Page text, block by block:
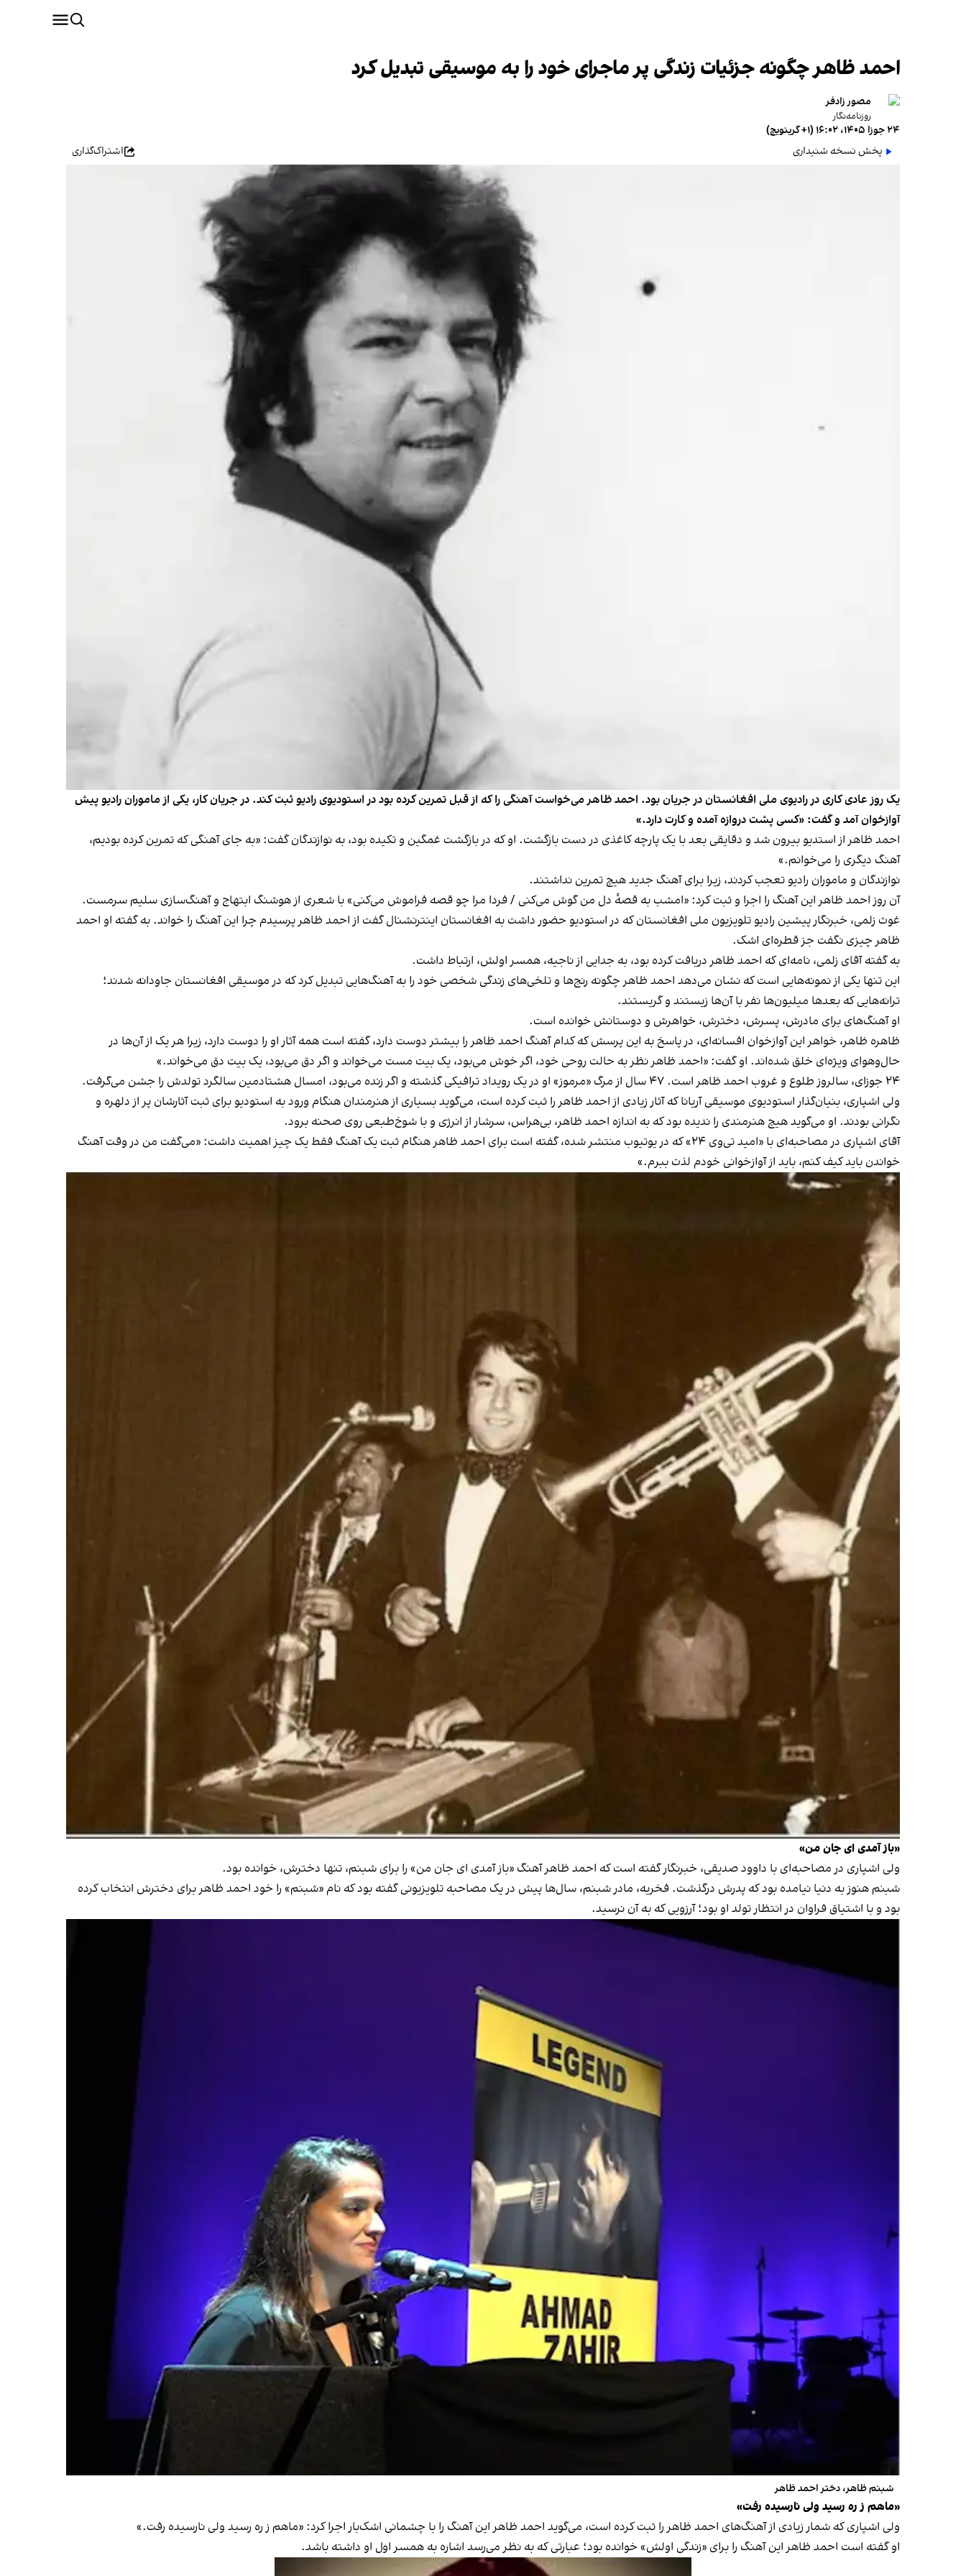
احمد ظاهر چگونه جزئیات زندگی پر ماجرای خود را به موسیقی تبدیل کرد
مصور زادفر
روزنامه‌نگار
۲۴ جوزا ۱۴۰۵، ۱۶:۰۲ (‎+۱ گرینویچ)
پخش نسخه شنیداری
اشتراک‌گذاری
یک روز عادی کاری در رادیوی ملی افغانستان در جریان بود. احمد ظاهر می‌خواست آهنگی را که از قبل تمرین کرده بود در استودیوی رادیو ثبت کند. در جریان کار، یکی از ماموران رادیو پیش
آوازخوان آمد و گفت: «کسی پشت دروازه آمده و کارت دارد.»
احمد ظاهر از استدیو بیرون شد و دقایقی بعد با یک پارچه کاغذی در دست بازگشت. او که در بازگشت غمگین و تکیده بود، به نوازندگان گفت: «به جای آهنگی که تمرین کرده بودیم،
آهنگ دیگری را می‌خوانم.»
نوازندگان و ماموران رادیو تعجب کردند، زیرا برای آهنگ جدید هیچ تمرین نداشتند.
آن روز احمد ظاهر این آهنگ را اجرا و ثبت کرد: «امشب به قصهٔ دل من گوش می‌کنی / فردا مرا چو قصه فراموش می‌کنی» با شعری از هوشنگ ابتهاج و آهنگ‌سازی سلیم سرمست.
غوث زلمی، خبرنگار پیشین رادیو تلویزیون ملی افغانستان که در استودیو حضور داشت به افغانستان اینترنشنال گفت از احمد ظاهر پرسیدم چرا این آهنگ را خواند. به گفته او احمد
ظاهر چیزی نگفت جز قطره‌ای اشک.
به گفته آقای زلمی، نامه‌ای که احمد ظاهر دریافت کرده بود، به جدایی از ناجیه، همسر اولش، ارتباط داشت.
این تنها یکی از نمونه‌هایی است که نشان می‌دهد احمد ظاهر چگونه رنج‌ها و تلخی‌های زندگی شخصی خود را به آهنگ‌هایی تبدیل کرد که در موسیقی افغانستان جاودانه شدند؛
ترانه‌هایی که بعدها میلیون‌ها نفر با آن‌ها زیستند و گریستند.
او آهنگ‌های برای مادرش، پسرش، دخترش، خواهرش و دوستانش خوانده است.
ظاهره ظاهر، خواهر این آوازخوان افسانه‌ای، در پاسخ به این پرسش که کدام آهنگ احمد ظاهر را بیشتر دوست دارد، گفته است همه آثار او را دوست دارد، زیرا هر یک از آن‌ها در
حال‌وهوای ویژه‌ای خلق شده‌اند. او گفت: «احمد ظاهر نظر به حالت روحی خود، اگر خوش می‌بود، یک بیت مست می‌خواند و اگر دق می‌بود، یک بیت دق می‌خواند.»
۲۴ جوزای، سالروز طلوع و غروب احمد ظاهر است. ۴۷ سال از مرگ «مرموز» او در یک رویداد ترافیکی گذشته و اگر زنده می‌بود، امسال هشتادمین سالگرد تولدش را جشن می‌گرفت.
ولی اشپاری، بنیان‌گذار استودیوی موسیقی آریانا که آثار زیادی از احمد ظاهر را ثبت کرده است، می‌گوید بسیاری از هنرمندان هنگام ورود به استودیو برای ثبت آثارشان پر از دلهره و
نگرانی بودند. او می‌گوید هیچ هنرمندی را ندیده بود که به اندازه احمد ظاهر، بی‌هراس، سرشار از انرژی و با شوخ‌طبعی روی صحنه برود.
آقای اشپاری در مصاحبه‌ای با «امید تی‌وی ۲۴» که در یوتیوب منتشر شده، گفته است برای احمد ظاهر هنگام ثبت یک آهنگ فقط یک چیز اهمیت داشت: «می‌گفت من در وقت آهنگ
خواندن باید کیف کنم، باید از آوازخوانی خودم لذت ببرم.»
«باز آمدی ای جان من»
ولی اشپاری در مصاحبه‌ای با داوود صدیقی، خبرنگار گفته است که احمد ظاهر آهنگ «باز آمدی ای جان من» را برای شبنم، تنها دخترش، خوانده بود.
شبنم هنوز به دنیا نیامده بود که پدرش درگذشت. فخریه، مادر شبنم، سال‌ها پیش در یک مصاحبه تلویزیونی گفته بود که نام «شبنم» را خود احمد ظاهر برای دخترش انتخاب کرده
بود و با اشتیاق فراوان در انتظار تولد او بود؛ آرزویی که به آن نرسید.
شبنم ظاهر، دختر احمد ظاهر
«ماهم ز ره رسید ولی نارسیده رفت»
ولی اشپاری که شمار زیادی از آهنگ‌های احمد ظاهر را ثبت کرده است، می‌گوید احمد ظاهر این آهنگ را با چشمانی اشک‌بار اجرا کرد: «ماهم ز ره رسید ولی نارسیده رفت.»
او گفته است احمد ظاهر این آهنگ را برای «زندگی اولش» خوانده بود؛ عبارتی که به نظر می‌رسد اشاره به همسر اول او داشته باشد.